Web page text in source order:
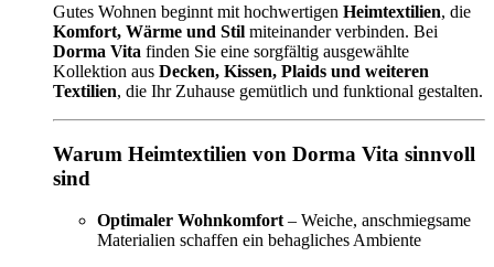
Gutes Wohnen beginnt mit hochwertigen Heimtextilien, die
Komfort, Wärme und Stil miteinander verbinden. Bei
Dorma Vita finden Sie eine sorgfältig ausgewählte
Kollektion aus Decken, Kissen, Plaids und weiteren
Textilien, die Ihr Zuhause gemütlich und funktional gestalten.
Warum Heimtextilien von Dorma Vita sinnvoll
sind
Optimaler Wohnkomfort – Weiche, anschmiegsame
Materialien schaffen ein behagliches Ambiente